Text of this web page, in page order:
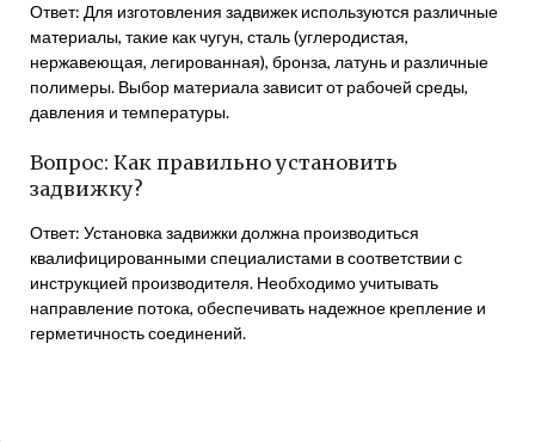
Ответ: Для изготовления задвижек используются различные
материалы, такие как чугун, сталь (углеродистая,
нержавеющая, легированная), бронза, латунь и различные
полимеры. Выбор материала зависит от рабочей среды,
давления и температуры.
Вопрос: Как правильно установить
задвижку?
Ответ: Установка задвижки должна производиться
квалифицированными специалистами в соответствии с
инструкцией производителя. Необходимо учитывать
направление потока, обеспечивать надежное крепление и
герметичность соединений.